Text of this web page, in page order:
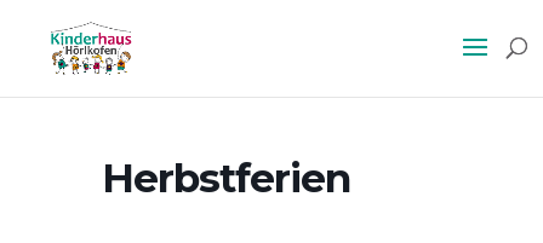
Herbstferien